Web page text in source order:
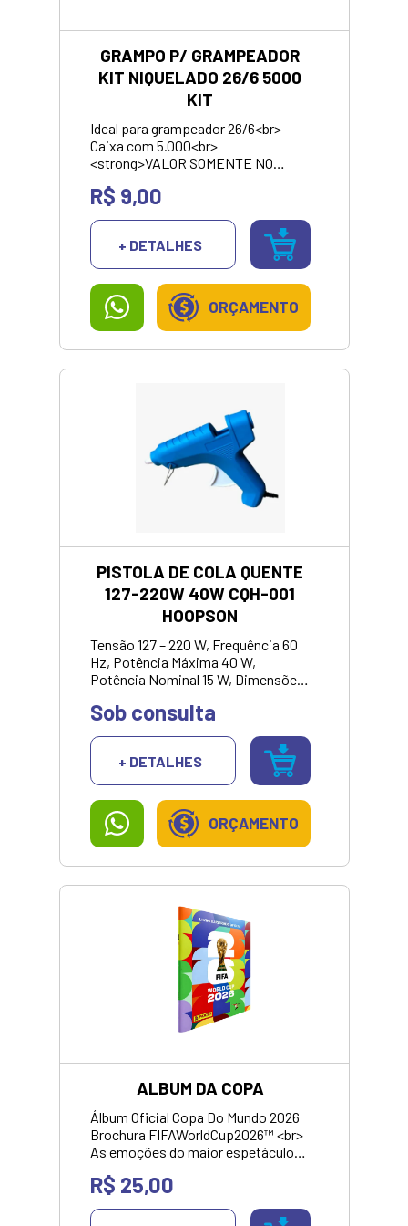
GRAMPO P/ GRAMPEADOR
KIT NIQUELADO 26/6 5000
KIT
Ideal para grampeador 26/6<br>
Caixa com 5.000<br>
<strong>VALOR SOMENTE NO
R$ 9,00
+ DETALHES
ORÇAMENTO
PISTOLA DE COLA QUENTE
127-220W 40W CQH-001
HOOPSON
Tensão 127 – 220 W, Frequência 60
Hz, Potência Máxima 40 W,
Potência Nominal 15 W, Dimensões:
(11mm).<br> <strong>VALOR
PIX/DINHEIRO</strong>
Sob consulta
+ DETALHES
ORÇAMENTO
ALBUM DA COPA
Álbum Oficial Copa Do Mundo 2026
Brochura FIFAWorldCup2026™ <br>
As emoções do maior espetáculo
maior álbum de figurinhas de todos
com todas as seleções
R$ 25,00